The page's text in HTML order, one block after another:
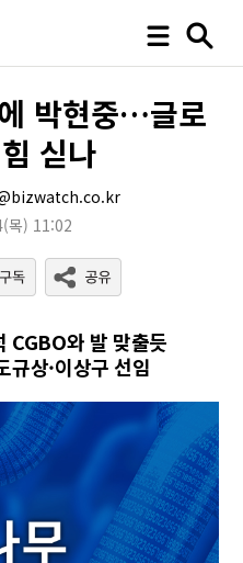
박현중…글로
싣나
(목) 11:02
와 발 맞출듯
상·이상구 선임